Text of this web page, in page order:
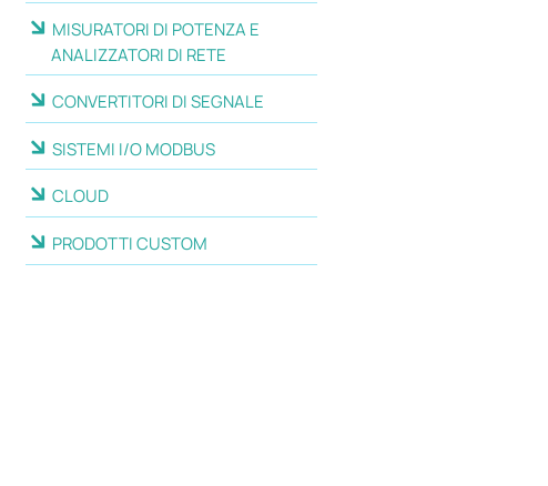
MISURATORI DI POTENZA E
ANALIZZATORI DI RETE
CONVERTITORI DI SEGNALE
SISTEMI I/O MODBUS
CLOUD
PRODOTTI CUSTOM